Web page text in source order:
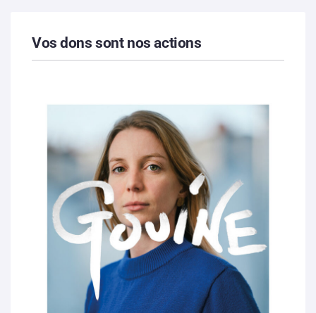
Vos dons sont nos actions